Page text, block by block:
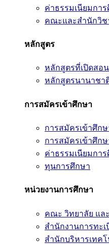
ค่าธรรมเนียมกา
คณะและสำนักวิช
หลักสูตร
หลักสูตรที่เปิดสอ
หลักสูตรนานาชา
การสมัครเข้าศึกษา
การสมัครเข้าศึ
การสมัครเข้าศึก
ค่าธรรมเนียมกา
ทุนการศึกษา
หน่วยงานการศึกษา
คณะ วิทยาลัย แล
สำนักงานการทะเ
สำนักบริหารเทค